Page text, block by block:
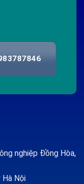
nghiệp Đồng Hòa,
Hà Nội